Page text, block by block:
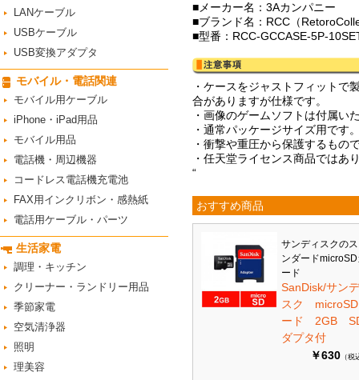
LANケーブル
USBケーブル
USB変換アダプタ
モバイル・電話関連
モバイル用ケーブル
iPhone・iPad用品
モバイル用品
電話機・周辺機器
コードレス電話機充電池
FAX用インクリボン・感熱紙
電話用ケーブル・パーツ
生活家電
調理・キッチン
クリーナー・ランドリー用品
季節家電
空気清浄器
照明
理美容
■メーカー名：3Aカンパニー
■ブランド名：RCC（
■型番：RCC-GCCASE-5P-
・ケースをジャストフィットで
合がありますが仕様です。
・画像のゲームソフトは付属い
・通常パッケージサイズ用です
・衝撃や重圧から保護するもの
・任天堂ライセンス商品ではあ
“
おすすめ商品
サンディスクの
ンダード
ード
SanDisk/サン
スク
ード 2GB
ダプタ付
￥630 （税